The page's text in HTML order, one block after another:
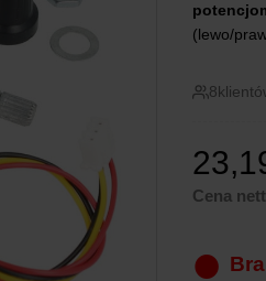
(lewo/
8
Cena